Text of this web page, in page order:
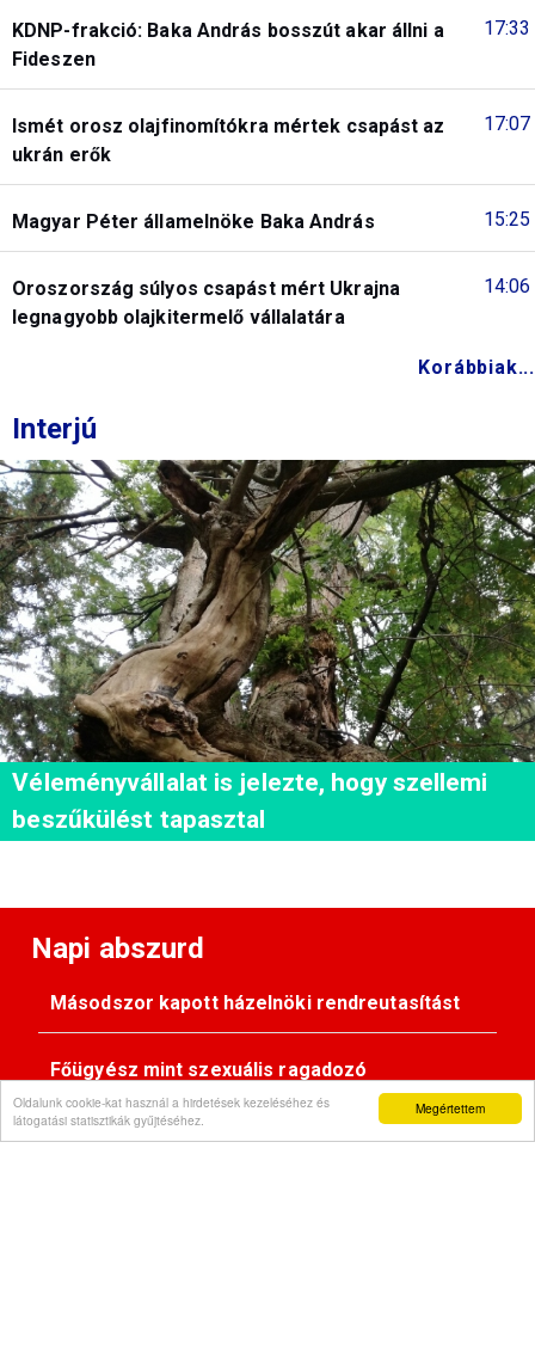
Megértettem
Oldalunk cookie-kat használ a hirdetések kezeléséhez és
látogatási statisztikák gyűjtéséhez.
17:33
KDNP-frakció: Baka András bosszút akar állni a
Fideszen
17:07
Ismét orosz olajfinomítókra mértek csapást az
ukrán erők
15:25
Magyar Péter államelnöke Baka András
14:06
Oroszország súlyos csapást mért Ukrajna
legnagyobb olajkitermelő vállalatára
Korábbiak...
Interjú
Véleményvállalat is jelezte, hogy szellemi
beszűkülést tapasztal
Napi abszurd
Másodszor kapott házelnöki rendreutasítást
Főügyész mint szexuális ragadozó
Pimasz önkényúr